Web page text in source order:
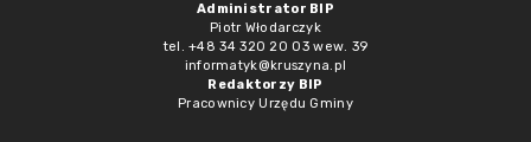
Administrator BIP
Piotr Włodarczyk
tel. +48 34 320 20 03 wew. 39
informatyk@kruszyna.pl
Redaktorzy BIP
Pracownicy Urzędu Gminy